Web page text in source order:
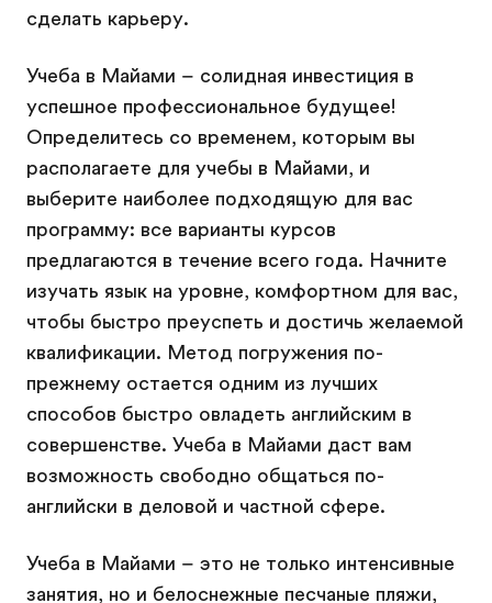
сделать карьеру.
Учеба в Майами – солидная инвестиция в
успешное профессиональное будущее!
Определитесь со временем, которым вы
располагаете для учебы в Майами, и
выберите наиболее подходящую для вас
программу: все варианты курсов
предлагаются в течение всего года. Начните
изучать язык на уровне, комфортном для вас,
чтобы быстро преуспеть и достичь желаемой
квалификации. Метод погружения по-
прежнему остается одним из лучших
способов быстро овладеть английским в
совершенстве. Учеба в Майами даст вам
возможность свободно общаться по-
английски в деловой и частной сфере.
Учеба в Майами – это не только интенсивные
занятия, но и белоснежные песчаные пляжи,